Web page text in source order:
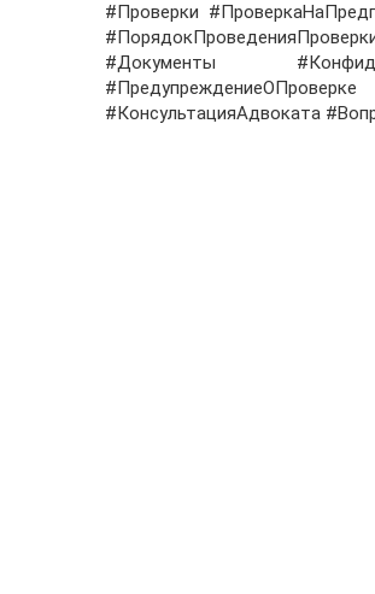
#Проверки
#Документы
#КонсультацияАдвоката